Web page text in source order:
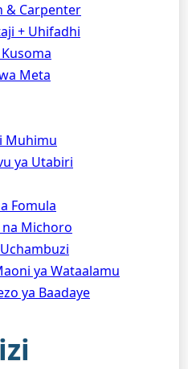
& Carpenter
+ Uhifadhi
Meta
Muhimu
ya Utabiri
Fomula
Michoro
ya Wataalamu
ya Baadaye